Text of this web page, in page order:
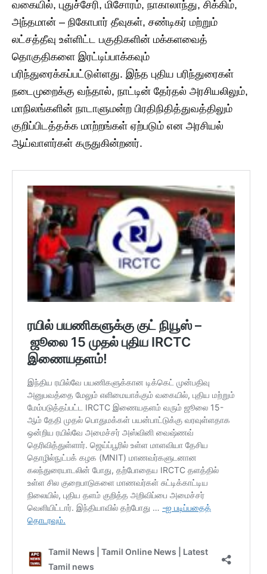
வகையில், புதுச்சேரி, மிசோரம், நாகாலாந்து, சிக்கிம்,
அந்தமான் – நிகோபார் தீவுகள், சண்டிகர் மற்றும்
லட்சத்தீவு உள்ளிட்ட பகுதிகளின் மக்களவைத்
தொகுதிகளை இரட்டிப்பாக்கவும்
பரிந்துரைக்கப்பட்டுள்ளது. இந்த புதிய பரிந்துரைகள்
நடைமுறைக்கு வந்தால், நாட்டின் தேர்தல் அரசியலிலும்,
மாநிலங்களின் நாடாளுமன்ற பிரதிநிதித்துவத்திலும்
குறிப்பிடத்தக்க மாற்றங்கள் ஏற்படும் என அரசியல்
ஆய்வாளர்கள் கருதுகின்றனர்.